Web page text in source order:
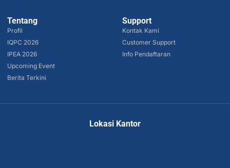
Tentang
Profil
IQPC 2026
IPEA 2026
Upcoming Event
Berita Terkini
Support
Kontak Kami
Customer Support
Info Pendaftaran
Lokasi Kantor